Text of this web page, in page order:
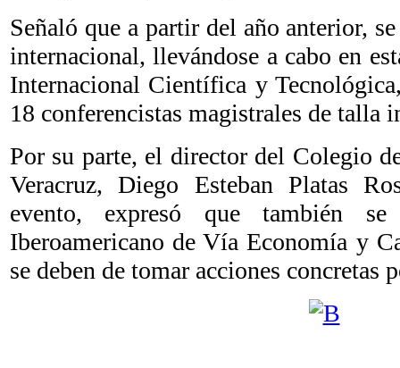
Señaló que a partir del año anterior,
internacional, llevándose a cabo en
Internacional Científica y
18 conferencistas magistrales de talla
Por su parte, el director del Colegio
Veracruz, Diego Esteban Platas
evento, expresó que también
Iberoamericano de Vía Economía y
se deben de tomar acciones